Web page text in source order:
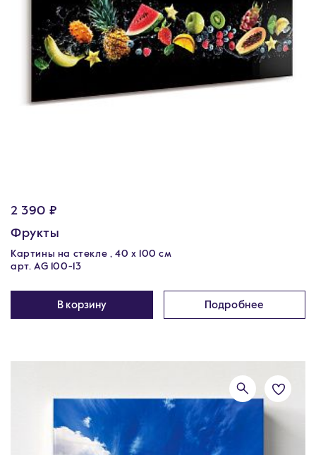
2 390 ₽
Фрукты
Картины на стекле , 40 x 100 см
арт. AG 100-13
В корзину Подробнее